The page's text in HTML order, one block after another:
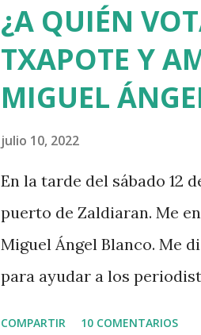
¿A QUIÉN
TXAPOTE Y
MIGUEL
julio 10, 2022
En la tarde del sábado 12
puerto de Zaldiaran. Me
Miguel Ángel Blanco. Me
para ayudar a los
COMPARTIR 10 COMENTARIOS